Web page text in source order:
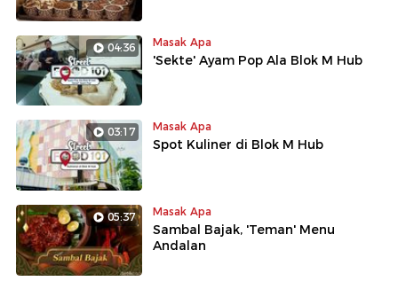
04:36 Masak Apa
'Sekte' Ayam Pop Ala Blok M Hub
03:17 Masak Apa
Spot Kuliner di Blok M Hub
05:37 Masak Apa
Sambal Bajak, 'Teman' Menu
Andalan